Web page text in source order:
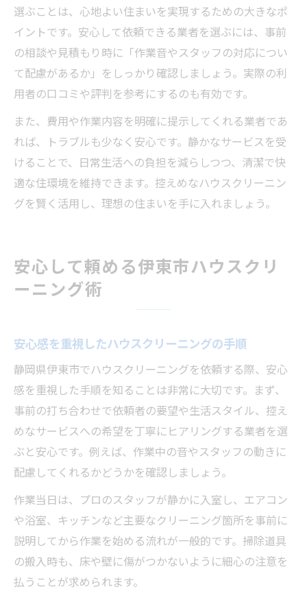
選ぶことは、心地よい住まいを実現するための大きなポ
イントです。安心して依頼できる業者を選ぶには、事前
の相談や見積もり時に「作業音やスタッフの対応につい
て配慮があるか」をしっかり確認しましょう。実際の利
用者の口コミや評判を参考にするのも有効です。
また、費用や作業内容を明確に提示してくれる業者であ
れば、トラブルも少なく安心です。静かなサービスを受
けることで、日常生活への負担を減らしつつ、清潔で快
適な住環境を維持できます。控えめなハウスクリーニン
グを賢く活用し、理想の住まいを手に入れましょう。
安心して頼める伊東市ハウスクリ
ーニング術
安心感を重視したハウスクリーニングの手順
静岡県伊東市でハウスクリーニングを依頼する際、安心
感を重視した手順を知ることは非常に大切です。まず、
事前の打ち合わせで依頼者の要望や生活スタイル、控え
めなサービスへの希望を丁寧にヒアリングする業者を選
ぶと安心です。例えば、作業中の音やスタッフの動きに
配慮してくれるかどうかを確認しましょう。
作業当日は、プロのスタッフが静かに入室し、エアコン
や浴室、キッチンなど主要なクリーニング箇所を事前に
説明してから作業を始める流れが一般的です。掃除道具
の搬入時も、床や壁に傷がつかないように細心の注意を
払うことが求められます。